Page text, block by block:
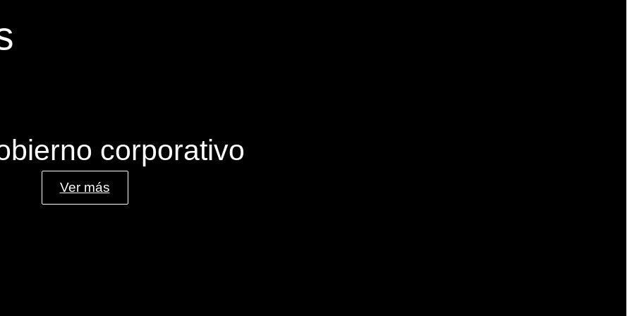
corporativo
Ver más